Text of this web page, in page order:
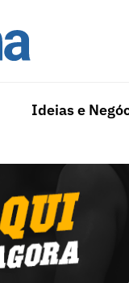
Ideias e